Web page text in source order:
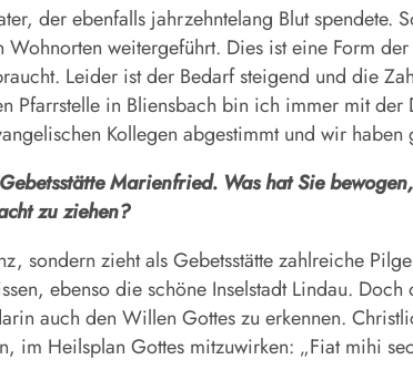
der ebenfalls jahrzehntelang Blut spendete.
Wohnorten weitergeführt. Dies ist eine Form
Leider ist der Bedarf steigend und die
Pfarrstelle in Bliensbach bin ich immer mit
Kollegen abgestimmt und wir haben
Marienfried. Was hat Sie
zu ziehen?
sondern zieht als Gebetsstätte zahlreiche
ebenso die schöne Inselstadt Lindau.
auch den Willen Gottes zu erkennen.
im Heilsplan Gottes mitzuwirken: „Fiat mihi